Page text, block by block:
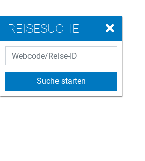
REISESUCHE
Suche starten